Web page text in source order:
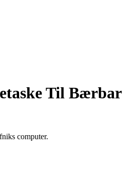
Til Bærbar
computer.